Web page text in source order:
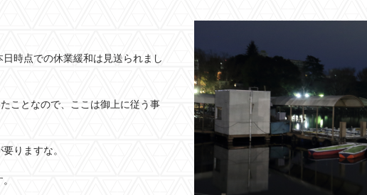
時点での休業緩和は見送られまし
ことなので、ここは御上に従う事
りますな。